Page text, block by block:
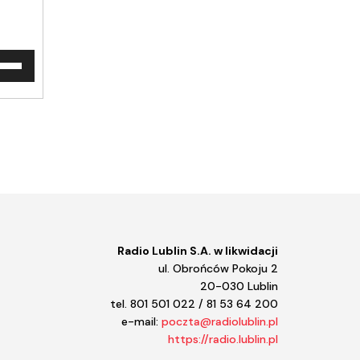
Radio Lublin S.A. w likwidacji
ul. Obrońców Pokoju 2
20-030 Lublin
tel. 801 501 022 / 81 53 64 200
e-mail: poczta@radiolublin.pl
https://radio.lublin.pl